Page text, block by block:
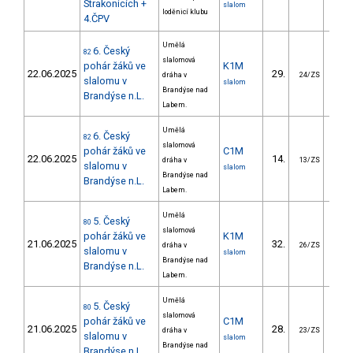
Strakonicích +
4.ČPV
loděnicí klubu
slalom
22.06.2025
82 6. Český
pohár žáků ve
slalomu v
Brandýse n.L.
Umělá
slalomová
dráha v
Brandýse nad
Labem.
K1M
slalom
29. 24/ZS
22.06.2025
82 6. Český
pohár žáků ve
slalomu v
Brandýse n.L.
Umělá
slalomová
dráha v
Brandýse nad
Labem.
C1M
slalom
14. 13/ZS
21.06.2025
80 5. Český
pohár žáků ve
slalomu v
Brandýse n.L.
Umělá
slalomová
dráha v
Brandýse nad
Labem.
K1M
slalom
32. 26/ZS
21.06.2025
80 5. Český
pohár žáků ve
slalomu v
Umělá
slalomová
dráha v
Brandýse nad
C1M
slalom
28. 23/ZS